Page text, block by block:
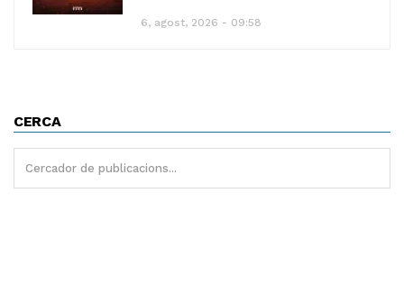
6, agost, 2026 - 09:58
CERCA